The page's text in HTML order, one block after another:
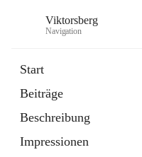
Viktorsberg
Navigation
Start
Beiträge
Beschreibung
Impressionen
1 Schnellzugriff
Bürgerservice